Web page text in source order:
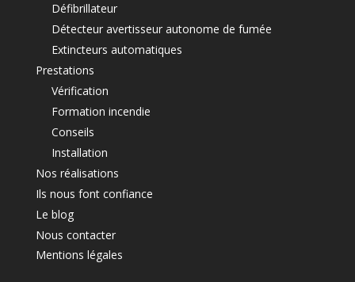
Défibrillateur
Détecteur avertisseur autonome de fumée
Extincteurs automatiques
Prestations
Vérification
Formation incendie
Conseils
Installation
Nos réalisations
Ils nous font confiance
Le blog
Nous contacter
Mentions légales